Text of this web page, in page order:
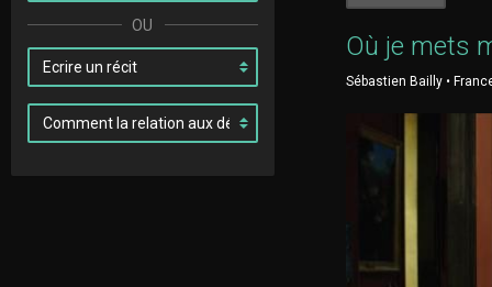
Où je mets
Sébastien Bailly •